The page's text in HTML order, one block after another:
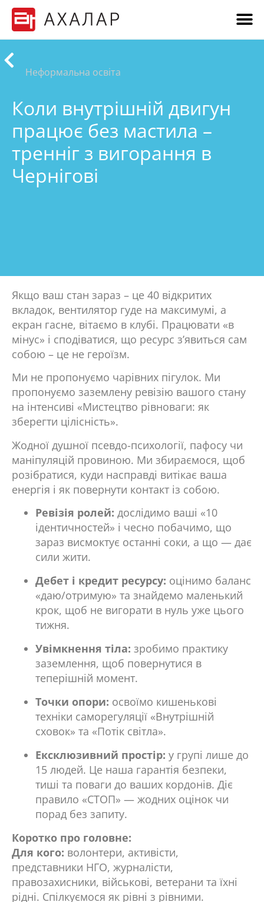
Неформальна освіта
Коли внутрішній двигун
працює без мастила –
тренніг з вигорання в
Чернігові
Якщо ваш стан зараз – це 40 відкритих
вкладок, вентилятор гуде на максимумі, а
екран гасне, вітаємо в клубі. Працювати «в
мінус» і сподіватися, що ресурс з’явиться сам
собою – це не героїзм.
Ми не пропонуємо чарівних пігулок. Ми
пропонуємо заземлену ревізію вашого стану
на інтенсиві «Мистецтво рівноваги: як
зберегти цілісність».
Жодної душної псевдо-психології, пафосу чи
маніпуляцій провиною. Ми збираємося, щоб
розібратися, куди насправді витікає ваша
енергія і як повернути контакт із собою.
Ревізія ролей: дослідимо ваші «10
ідентичностей» і чесно побачимо, що
зараз висмоктує останні соки, а що — дає
сили жити.
Дебет і кредит ресурсу: оцінимо баланс
«даю/отримую» та знайдемо маленький
крок, щоб не вигорати в нуль уже цього
тижня.
Увімкнення тіла: зробимо практику
заземлення, щоб повернутися в
теперішній момент.
Точки опори: освоїмо кишенькові
техніки саморегуляції «Внутрішній
сховок» та «Потік світла».
Ексклюзивний простір: у групі лише до
15 людей. Це наша гарантія безпеки,
тиші та поваги до ваших кордонів. Діє
правило «СТОП» — жодних оцінок чи
порад без запиту.
Коротко про головне:
Для кого: волонтери, активісти,
представники НГО, журналісти,
правозахисники, військові, ветерани та їхні
рідні. Спілкуємося як рівні з рівними.